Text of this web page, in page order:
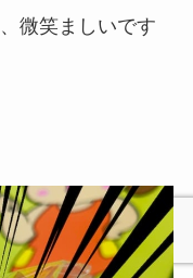
微笑ましいです